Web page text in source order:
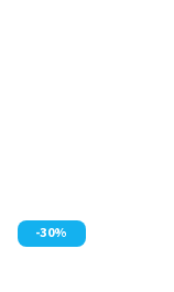
-30%